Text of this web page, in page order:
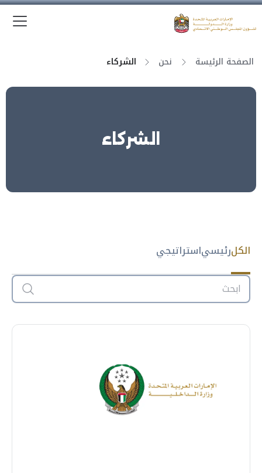
الصفحة الرئيسة نحن الشركاء
الشركاء
الكلرئيسياستراتيجي